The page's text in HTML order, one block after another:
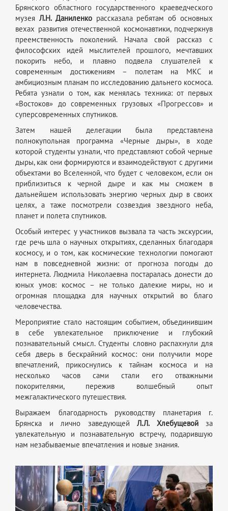
Брянского областного государственного краеведческого
музея Л.Н. Даниленкорассказала ребятам об основных
вехах развития отечественной космонавтики, подчеркнув
преемственность поколений. Начала свой рассказ с
философских идей мыслителей прошлого, мечтавших
покорить небо, и плавно подвела слушателей к
современным достижениям – полетам на МКС и
амбициозным планам по исследованию дальнего космоса.
Ребята узнали о том, как менялась техника: от первых
«Востоков» до современных грузовых «Прогрессов» и
суперсовременных спутников.
Затем нашей делегации была представлена
полнокупольная программа «Черные дыры», в ходе
которой студенты узнали, что представляют собой черные
дыры, как они формируются и взаимодействуют с другими
объектами во Вселенной, что будет с человеком, если он
приблизиться к черной дыре и как мы сможем в
дальнейшем использовать энергию черных дыр в своих
целях, а таже посмотрели созвездия звездного неба,
планет и полета спутников.
Особый интерес у участников вызвала та часть экскурсии,
где речь шла о научных открытиях, сделанных благодаря
космосу, и о том, как космические технологии помогают
нам в повседневной жизни: от прогноза погоды до
интернета. Людмила Николаевна постаралась донести до
юных умов: космос – не только далекие миры, но и
огромная площадка для научных открытий во благо
человечества.
Мероприятие стало настоящим событием, объединившим
в себе увлекательное приключение и глубокий
познавательный смысл. Студенты словно распахнули для
себя дверь в бескрайний космос: они получили море
впечатлений, прикоснулись к тайнам космоса и на
несколько часов сами стали его отважными
покорителями, пережив волшебный опыт
межгалактического путешествия.
Выражаем благодарность руководству планетария г.
Брянска и лично заведующей Л.Л. Хлебущевойза
увлекательную и познавательную встречу, подарившую
нам незабываемые впечатления и новые знания.